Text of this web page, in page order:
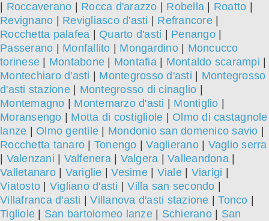
Roccaverano Rocca d'arazzo Robella Roatto
Revignano
Revigliasco d'asti Refrancore|
Rocchetta palafea
Quarto d'asti Penango|
Passerano
Monfallito Mongardino| Moncucco
torinese
Montabone Montafia| Montaldo scarampi
Montechiaro d'asti
Montegrosso d'asti
Montegrosso
d'asti stazione| Montegrosso di cinaglio
Montemagno
Montemarzo d'asti Montiglio
Moransengo
Motta di costigliole
Olmo di castagnole
lanze
Olmo gentile Mondonio san domenico savio
Rocchetta tanaro
Tonengo |Vaglierano| Vaglio serra
Valenzani Valfenera| Valgera Valleandona|
Valletanaro| Variglie |Vesime| Viale| Viarigi
Viatosto
Vigliano d'asti |Villa san secondo
Villafranca d'asti |Villanova d'asti stazione |Tonco
Tigliole
San bartolomeo lanze| Schierano| San